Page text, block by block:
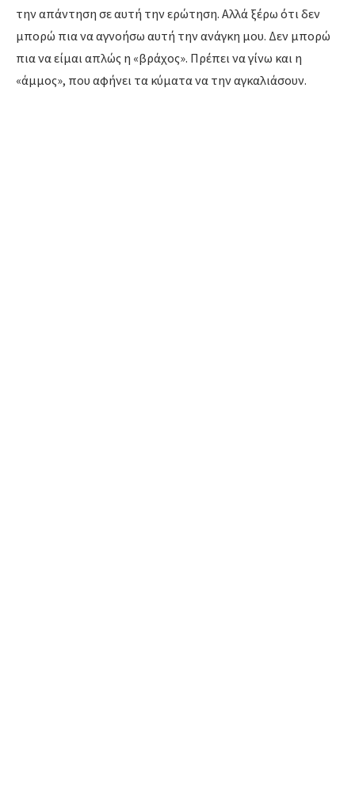
την απάντηση σε αυτή την ερώτηση. Αλλά ξέρω ότι δεν
μπορώ πια να αγνοήσω αυτή την ανάγκη μου. Δεν μπορώ
πια να είμαι απλώς η «βράχος». Πρέπει να γίνω και η
«άμμος», που αφήνει τα κύματα να την αγκαλιάσουν.